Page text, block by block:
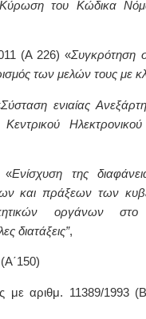
του Κώδικα
(Α 226) «Συγκρότηση
των μελών τους με
Σύσταση ενιαίας
«Ενίσχυση της
και πράξεων των
οργάνων στο
διατάξεις”,
με αριθμ. 11389/1993